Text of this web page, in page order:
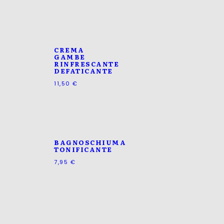
CREMA
GAMBE
RINFRESCANTE
DEFATICANTE
11,50€
BAGNOSCHIUMA
TONIFICANTE
7,95 €